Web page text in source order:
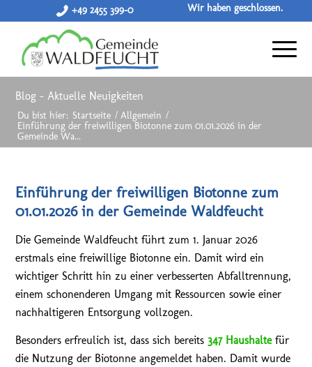
+49 2455 399-0 Wir haben geschlossen.
Blog - Aktuelle Neuigkeiten
Du bist hier: Startseite / Allgemein /
Einführung der freiwilligen Biotonne zum 01.01.2026 in der
Gemeinde Wa...
Einführung der freiwilligen Biotonne zum
01.01.2026 in der Gemeinde Waldfeucht
Die Gemeinde Waldfeucht führt zum 1. Januar 2026
erstmals eine freiwillige Biotonne ein. Damit wird ein
wichtiger Schritt hin zu einer verbesserten Abfalltrennung,
einem schonenderen Umgang mit Ressourcen sowie einer
nachhaltigeren Entsorgung vollzogen.
Besonders erfreulich ist, dass sich bereits347 Haushaltefür
die Nutzung der Biotonne angemeldet haben. Damit wurde